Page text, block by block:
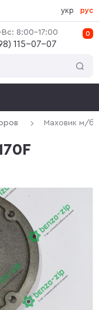
0
Вс: 8:00-17:00
115-07-07
укр рус
Маховик м/б